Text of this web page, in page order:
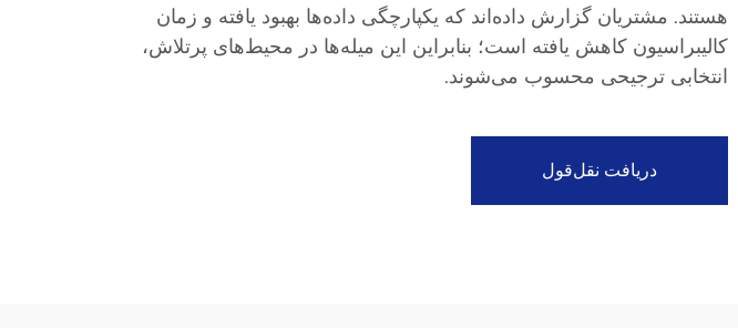
هستند. مشتریان گزارش داده‌اند که یکپارچگی داده‌ها بهبود یافته و زمان
کالیبراسیون کاهش یافته است؛ بنابراین این میله‌ها در محیط‌های پرتلاش،
انتخابی ترجیحی محسوب می‌شوند.
دریافت نقل‌قول